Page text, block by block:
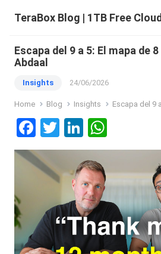
Escapa del 9 a 5: El mapa de
Abdaal
Insights 24/06/2026
Home Blog Insights Escapa del 9 a 5: El
F
a
ce
o
o
k
T
wi
tt
er
Li
n
ke
dI
n
h
s
A
p
p